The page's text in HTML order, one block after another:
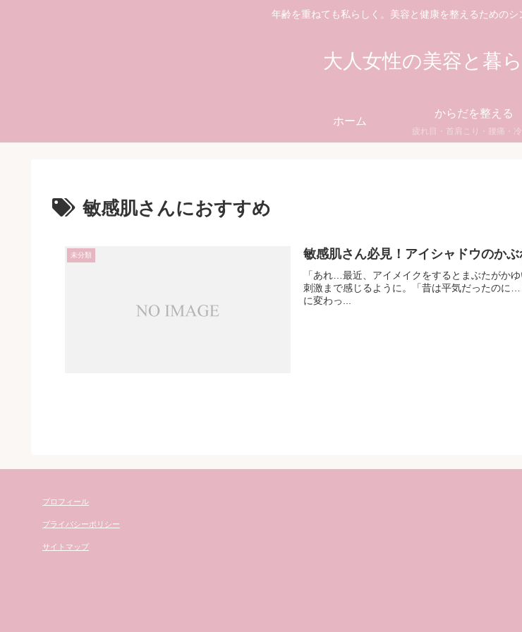
年齢を重ねても私らしく。美容と健康を整えるためのシ
大人女性の美容と暮
ホーム
からだを整える
敏感肌さんにおすすめ
未分類 敏感肌さん必見！アイシャドウのか
「あれ…最近、アイメイクをするとまぶたがか
刺激まで感じるように。「昔は平気だったのに
に変わっ...
プロフィール
プライバシーポリシー
サイトマップ